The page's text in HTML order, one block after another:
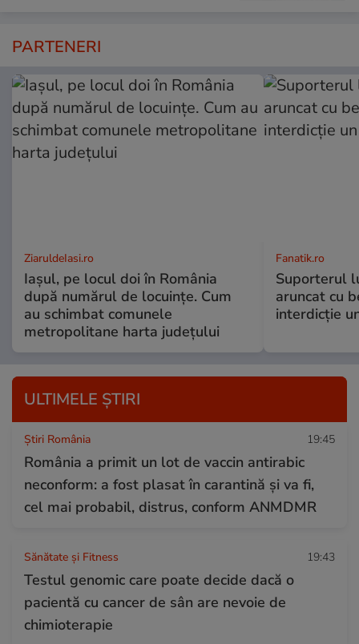
PARTENERI
ZiaruldeIasi.ro
Iașul, pe locul doi în România
după numărul de locuințe. Cum
au schimbat comunele
metropolitane harta județului
Fanatik.ro
Suporterul
aruncat cu
interdicție
ULTIMELE ȘTIRI
Știri România 19:45
România a primit un lot de vaccin antirabic
neconform: a fost plasat în carantină și va fi,
cel mai probabil, distrus, conform ANMDMR
Sănătate și Fitness 19:43
Testul genomic care poate decide dacă o
pacientă cu cancer de sân are nevoie de
chimioterapie